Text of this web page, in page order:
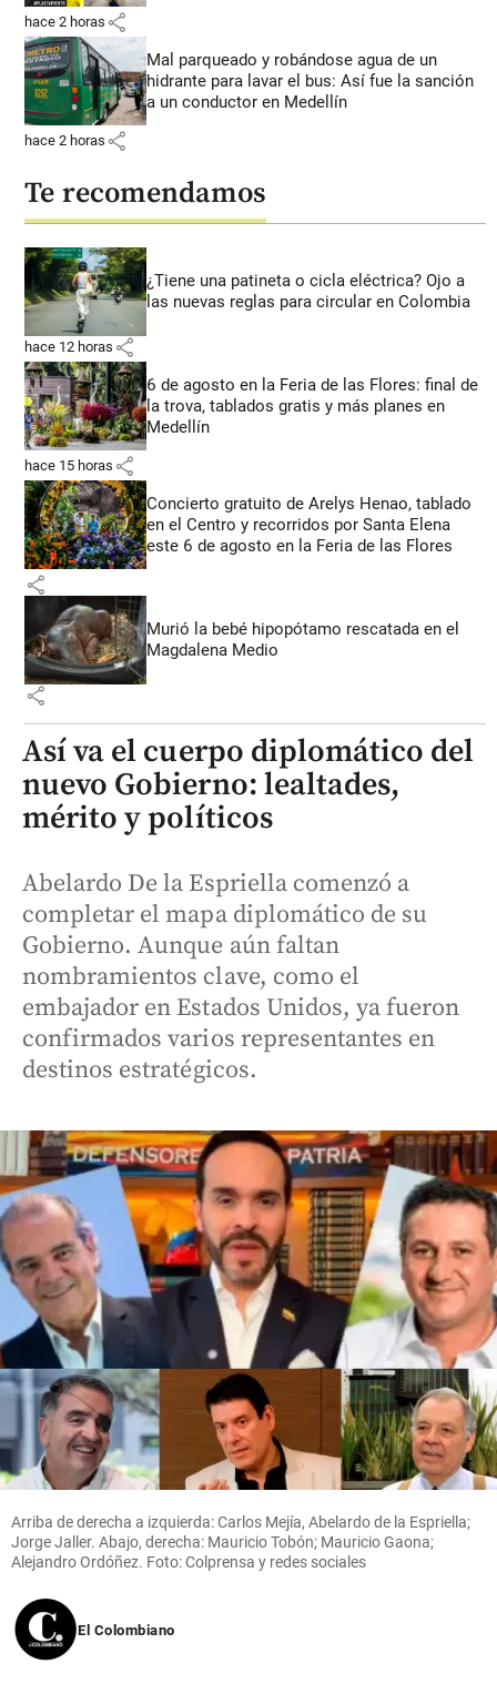
hace 2 horas share
Mal parqueado y robándose agua de un
hidrante para lavar el bus: Así fue la sanción
a un conductor en Medellín
hace 2 horas share
Te recomendamos
¿Tiene una patineta o cicla eléctrica? Ojo a
las nuevas reglas para circular en Colombia
hace 12 horas share
6 de agosto en la Feria de las Flores: final de
la trova, tablados gratis y más planes en
Medellín
hace 15 horas share
Concierto gratuito de Arelys Henao, tablado
en el Centro y recorridos por Santa Elena
este 6 de agosto en la Feria de las Flores
share
Murió la bebé hipopótamo rescatada en el
Magdalena Medio
share
Así va el cuerpo diplomático del
nuevo Gobierno: lealtades,
mérito y políticos
Abelardo De la Espriella comenzó a
completar el mapa diplomático de su
Gobierno. Aunque aún faltan
nombramientos clave, como el
embajador en Estados Unidos, ya fueron
confirmados varios representantes en
destinos estratégicos.
Arriba de derecha a izquierda: Carlos Mejía, Abelardo de la Espriella;
Jorge Jaller. Abajo, derecha: Mauricio Tobón; Mauricio Gaona;
Alejandro Ordóñez. Foto: Colprensa y redes sociales
El Colombiano